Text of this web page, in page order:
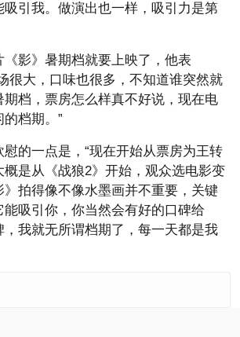
引我。做演出也一样，吸引力是第
《影》暑期档就要上映了，他表
很大，口味也很多，不知道谁突然就
期档，票房怎么样真不好说，现在电
档期。”
的一点是，“现在开始从票房为王转
概是从《战狼2》开始，观众选电影变
拍得像不像水墨画并不重要，关键
能吸引你，你当然会有好的口碑给
我就无所谓档期了，每一天都是我